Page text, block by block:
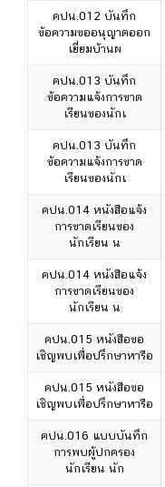
คปน.012 บันทึก
ข้อความขออนุญาตออก
เยี่ยมบ้านผ
คปน.013 บันทึก
ข้อความแจ้งการขาด
เรียนของนักเ
คปน.013 บันทึก
ข้อความแจ้งการขาด
เรียนของนักเ
คปน.014 หนังสือแจ้ง
การขาดเรียนของ
นักเรียน น
คปน.014 หนังสือแจ้ง
การขาดเรียนของ
นักเรียน น
คปน.015 หนังสือขอ
เชิญพบเพื่อปรึกษาหารือ
คปน.015 หนังสือขอ
เชิญพบเพื่อปรึกษาหารือ
คปน.016 แบบบันทึก
การพบผู้ปกครอง
นักเรียน นัก